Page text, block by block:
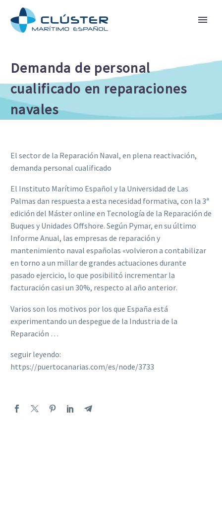
Demanda de personal
cualificado en reparaciones
navales
El sector de la Reparación Naval, en plena reactivación,
demanda personal cualificado
El Instituto Marítimo Español y la Universidad de Las
Palmas dan respuesta a esta necesidad formativa, con la 3ª
edición del Máster online en Tecnología de la Reparación de
Buques y Unidades Offshore. Según Pymar, en su último
Informe Anual, las empresas de reparación y
mantenimiento naval españolas «volvieron a contabilizar
en torno a un millar de grandes actuaciones durante
pasado ejercicio, lo que posibilitó incrementar la
facturación casi un 30%, respecto al año anterior.
Varios son los motivos por los que España está
experimentando un despegue de la Industria de la
Reparación …
seguir leyendo:
https://puertocanarias.com/es/node/3733